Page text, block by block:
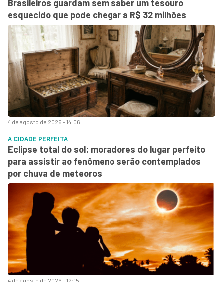
4 de agosto de 2026 - 14:06
Brasileiros guardam sem saber um tesouro
esquecido que pode chegar a R$ 32 milhões
4 de agosto de 2026 - 12:15
A CIDADE PERFEITA
Eclipse total do sol: moradores do lugar perfeito
para assistir ao fenômeno serão contemplados
por chuva de meteoros